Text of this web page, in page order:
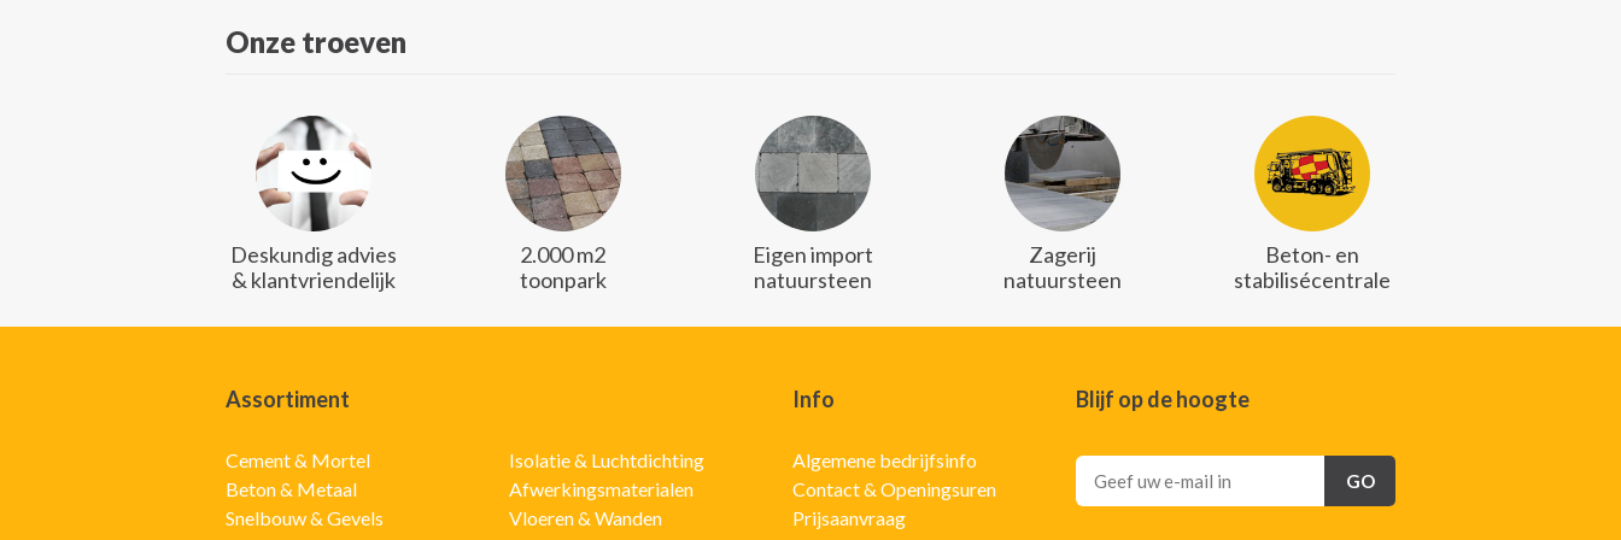
Onze troeven
Deskundig advies
& klantvriendelijk
2.000 m2
toonpark
Eigen import
natuursteen
Zagerij
natuursteen
Beton- en
stabilisécentrale
Assortiment
Cement & Mortel
Beton & Metaal
Snelbouw & Gevels
Isolatie & Luchtdichting
Afwerkingsmaterialen
Vloeren & Wanden
Info
Algemene bedrijfsinfo
Contact & Openingsuren
Prijsaanvraag
Blijf op de hoogte